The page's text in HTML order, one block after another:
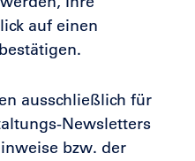
auf einen
ausschließlich für
Newsletters
bzw. der